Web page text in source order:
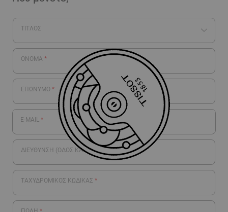
ΤΊΤΛΟΣ
ΌΝΟΜΑ
ΕΠΏΝΥΜΟ
E-MAIL
ΔΙΕΎΘΥΝΣΗ (ΟΔΌΣ ΚΑΙ ΑΡΙΘΜΌΣ)
ΤΑΧΥΔΡΟΜΙΚΌΣ ΚΏΔΙΚΑΣ